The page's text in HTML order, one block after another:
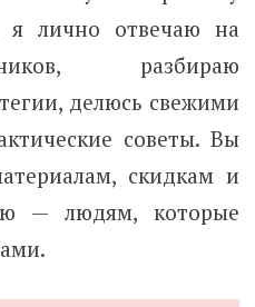
я лично отвечаю на
разбираю
делюсь свежими
советы. Вы
скидкам и
— людям, которые